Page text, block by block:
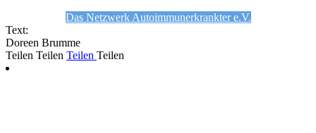
Das Netzwerk Autoimmunerkrankter e.V.
Text:
Doreen Brumme
Teilen Teilen Teilen Teilen